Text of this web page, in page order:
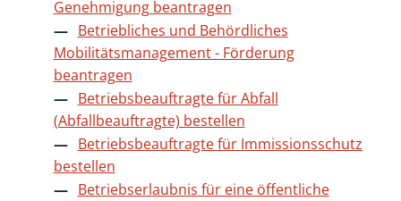
Genehmigung beantragen
Betriebliches und Behördliches
Mobilitätsmanagement - Förderung
beantragen
Betriebsbeauftragte für Abfall
(Abfallbeauftragte) bestellen
Betriebsbeauftragte für Immissionsschutz
bestellen
Betriebserlaubnis für eine öffentliche